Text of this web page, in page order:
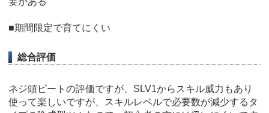
■期間限定で育てにくい
総合評価
ネジ頭ピートの評価ですが、SLV1からスキル威力もあり
使って楽しいですが、スキルレベルで必要数が減少するタ